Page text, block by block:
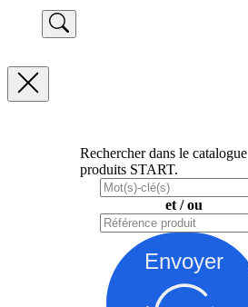
Rechercher dans le catalogue
produits START.
et / ou
Envoyer